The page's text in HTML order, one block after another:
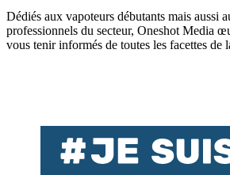
Dédiés aux vapoteurs débutants mais aussi
professionnels du secteur, Oneshot Media
vous tenir informés de toutes les facettes de